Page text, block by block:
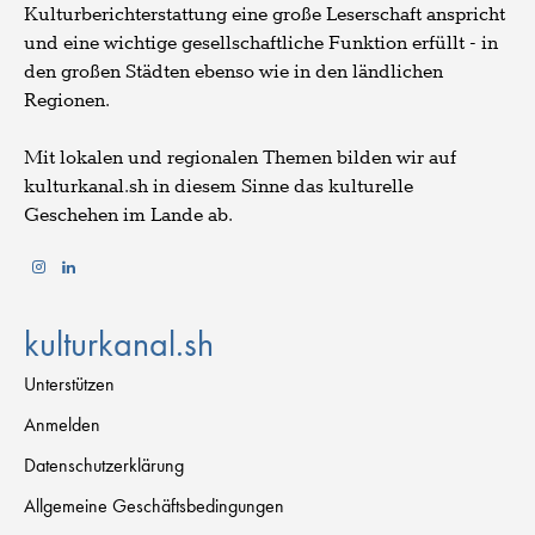
Kulturberichterstattung eine große Leserschaft anspricht
und eine wichtige gesellschaftliche Funktion erfüllt - in
den großen Städten ebenso wie in den ländlichen
Regionen.
Mit lokalen und regionalen Themen bilden wir auf
kulturkanal.sh in diesem Sinne das kulturelle
Geschehen im Lande ab.
kulturkanal.sh
Unterstützen
Anmelden
Datenschutzerklärung
Allgemeine Geschäftsbedingungen